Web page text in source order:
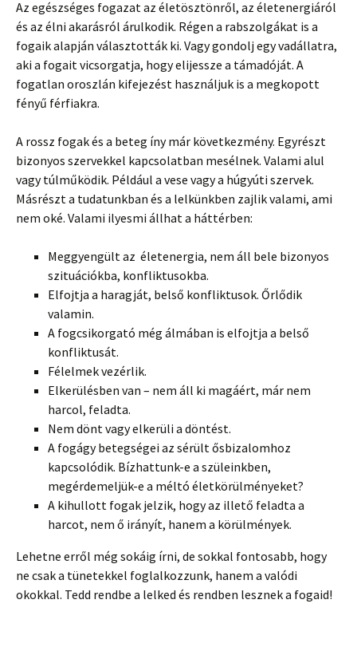
Az egészséges fogazat az életösztönről, az életenergiáról
és az élni akarásról árulkodik. Régen a rabszolgákat is a
fogaik alapján választották ki. Vagy gondolj egy vadállatra,
aki a fogait vicsorgatja, hogy elijessze a támadóját. A
fogatlan oroszlán kifejezést használjuk is a megkopott
fényű férfiakra.
A rossz fogak és a beteg íny már következmény. Egyrészt
bizonyos szervekkel kapcsolatban mesélnek. Valami alul
vagy túlműködik. Például a vese vagy a húgyúti szervek.
Másrészt a tudatunkban és a lelkünkben zajlik valami, ami
nem oké. Valami ilyesmi állhat a háttérben:
Meggyengült az életenergia, nem áll bele bizonyos
szituációkba, konfliktusokba.
Elfojtja a haragját, belső konfliktusok. Őrlődik
valamin.
A fogcsikorgató még álmában is elfojtja a belső
konfliktusát.
Félelmek vezérlik.
Elkerülésben van – nem áll ki magáért, már nem
harcol, feladta.
Nem dönt vagy elkerüli a döntést.
A fogágy betegségei az sérült ősbizalomhoz
kapcsolódik. Bízhattunk-e a szüleinkben,
megérdemeljük-e a méltó életkörülményeket?
A kihullott fogak jelzik, hogy az illető feladta a
harcot, nem ő irányít, hanem a körülmények.
Lehetne erről még sokáig írni, de sokkal fontosabb, hogy
ne csak a tünetekkel foglalkozzunk, hanem a valódi
okokkal. Tedd rendbe a lelked és rendben lesznek a fogaid!